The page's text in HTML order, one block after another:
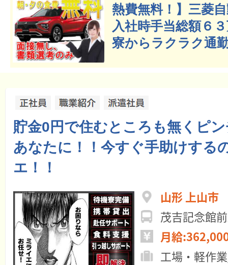
熱費無料！】三菱
入社時手当総額６
寮からラクラク通
貯金0円で住むところも無くピ
あなたに！！今すぐ手助けする
エ！！
山形 上山市
茂吉記念館
月給
工場・軽作